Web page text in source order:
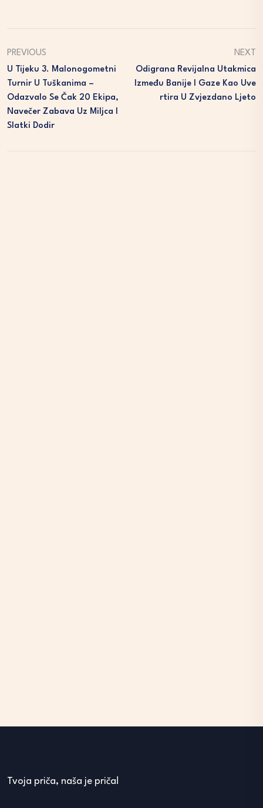
PREVIOUS
U Tijeku 3. Malonogometni
Turnir U Tuškanima –
Odazvalo Se Čak 20 Ekipa,
Navečer Zabava Uz Miljca I
Slatki Dodir
NEXT
Odigrana Revijalna Utakmica
Između Banije I Gaze Kao Uve
Rtira U Zvjezdano Ljeto
Tvoja priča, naša je priča!